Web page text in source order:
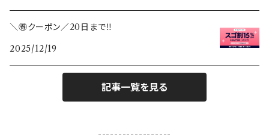
カレンダー
敷き物
＼🉐クーポン／20日まで‼️
2025/12/19
記事一覧を見る
------------------